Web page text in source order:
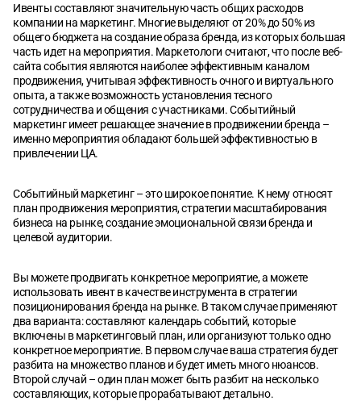
Ивенты составляют значительную часть общих расходов
компании на маркетинг. Многие выделяют от 20% до 50% из
общего бюджета на создание образа бренда, из которых большая
часть идет на мероприятия. Маркетологи считают, что после веб-
сайта события являются наиболее эффективным каналом
продвижения, учитывая эффективность очного и виртуального
опыта, а также возможность установления тесного
сотрудничества и общения с участниками. Событийный
маркетинг имеет решающее значение в продвижении бренда –
именно мероприятия обладают большей эффективностью в
привлечении ЦА.
Событийный маркетинг – это широкое понятие. К нему относят
план продвижения мероприятия, стратегии масштабирования
бизнеса на рынке, создание эмоциональной связи бренда и
целевой аудитории.
Вы можете продвигать конкретное мероприятие, а можете
использовать ивент в качестве инструмента в стратегии
позиционирования бренда на рынке. В таком случае применяют
два варианта: составляют календарь событий, которые
включены в маркетинговый план, или организуют только одно
конкретное мероприятие. В первом случае ваша стратегия будет
разбита на множество планов и будет иметь много нюансов.
Второй случай – один план может быть разбит на несколько
составляющих, которые прорабатывают детально.